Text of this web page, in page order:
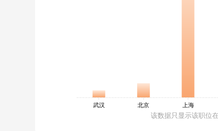
该数据只显示该职位